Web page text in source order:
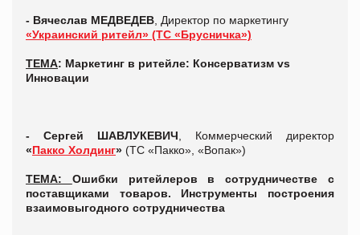
- Вячеслав МЕДВЕДЕВ , Директор по маркетингу
«Украинский ритейл» (ТС «Брусничка»)
ТЕМА: Маркетинг в ритейле: Консерватизм vs
Инновации
- Сергей ШАВЛУКЕВИЧ , Коммерческий директор
«Пакко Холдинг» (ТС «Пакко», «Вопак»)
ТЕМА: Ошибки ритейлеров в сотрудничестве с
поставщиками товаров. Инструменты построения
взаимовыгодного сотрудничества